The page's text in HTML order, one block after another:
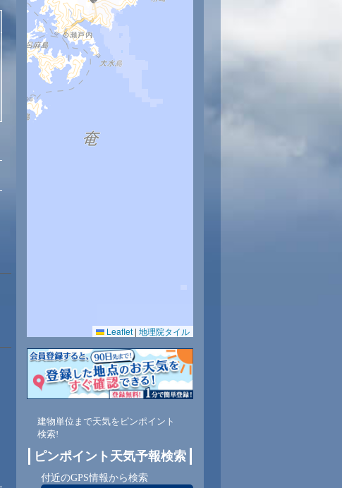
71 67 65 66
Leaflet | 地理院タイル
建物単位まで天気をピンポイント
検索!
ピンポイント天気予報検索
付近のGPS情報から検索